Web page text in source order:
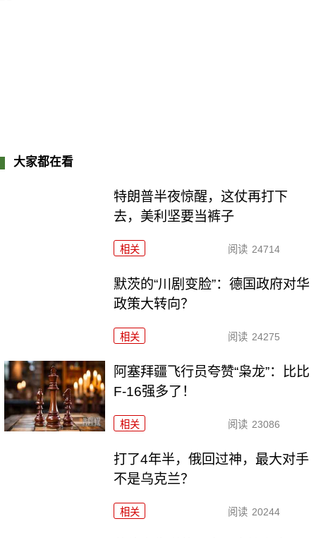
大家都在看
特朗普半夜惊醒，这仗再打下
去，美利坚要当裤子
相关 阅读 24714
默茨的“川剧变脸”：德国政府对华
政策大转向？
相关 阅读 24275
阿塞拜疆飞行员夸赞“枭龙”：比比
F-16强多了！
相关 阅读 23086
打了4年半，俄回过神，最大对手
不是乌克兰？
相关 阅读 20244